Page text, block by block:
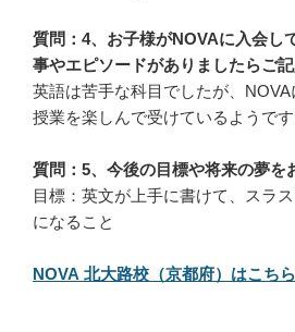
質問：4、お子様がNOVAに入会し
事やエピソードがありましたらご記
英語は苦手な科目でしたが、
授業を楽しんで受けているようです
質問：5、今後の目標や将来の夢を
目標：英文が上手に書けて、スラ
になること
NOVA 北大路校（京都府）はこち